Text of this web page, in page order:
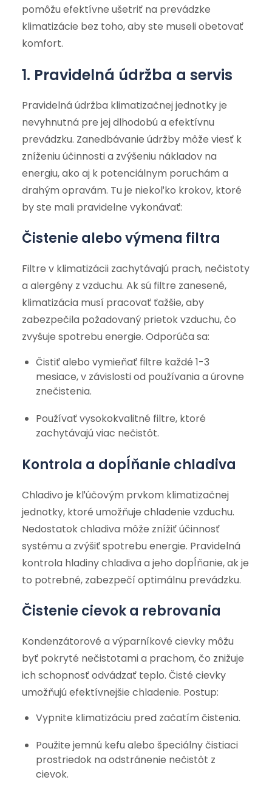
pomôžu efektívne ušetriť na prevádzke
klimatizácie bez toho, aby ste museli obetovať
komfort.
1. Pravidelná údržba a servis
Pravidelná údržba klimatizačnej jednotky je
nevyhnutná pre jej dlhodobú a efektívnu
prevádzku. Zanedbávanie údržby môže viesť k
zníženiu účinnosti a zvýšeniu nákladov na
energiu, ako aj k potenciálnym poruchám a
drahým opravám. Tu je niekoľko krokov, ktoré
by ste mali pravidelne vykonávať:
Čistenie alebo výmena filtra
Filtre v klimatizácii zachytávajú prach, nečistoty
a alergény z vzduchu. Ak sú filtre zanesené,
klimatizácia musí pracovať ťažšie, aby
zabezpečila požadovaný prietok vzduchu, čo
zvyšuje spotrebu energie. Odporúča sa:
Čistiť alebo vymieňať filtre každé 1-3
mesiace, v závislosti od používania a úrovne
znečistenia.
Používať vysokokvalitné filtre, ktoré
zachytávajú viac nečistôt.
Kontrola a dopĺňanie chladiva
Chladivo je kľúčovým prvkom klimatizačnej
jednotky, ktoré umožňuje chladenie vzduchu.
Nedostatok chladiva môže znížiť účinnosť
systému a zvýšiť spotrebu energie. Pravidelná
kontrola hladiny chladiva a jeho dopĺňanie, ak je
to potrebné, zabezpečí optimálnu prevádzku.
Čistenie cievok a rebrovania
Kondenzátorové a výparníkové cievky môžu
byť pokryté nečistotami a prachom, čo znižuje
ich schopnosť odvádzať teplo. Čisté cievky
umožňujú efektívnejšie chladenie. Postup:
Vypnite klimatizáciu pred začatím čistenia.
Použite jemnú kefu alebo špeciálny čistiaci
prostriedok na odstránenie nečistôt z
cievok.